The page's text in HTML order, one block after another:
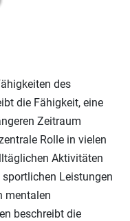
des
die Fähigkeit, eine
Zeitraum
Rolle in vielen
Aktivitäten
sportlichen Leistungen
mentalen
beschreibt die